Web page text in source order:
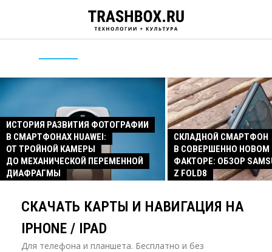
ИСТОРИЯ РАЗВИТИЯ ФОТОГРАФИИ
В СМАРТФОНАХ HUAWEI:
ОТ ТРОЙНОЙ КАМЕРЫ
ДО МЕХАНИЧЕСКОЙ ПЕРЕМЕННОЙ
ДИАФРАГМЫ
СКЛАДНОЙ СМАРТФОН
В СОВЕРШЕННО
ФАКТОРЕ: ОБЗОР
Z FOLD8
СКАЧАТЬ КАРТЫ И НАВИГАЦИЯ НА
IPHONE / IPAD
Для телефона и планшета. Бесплатно и без